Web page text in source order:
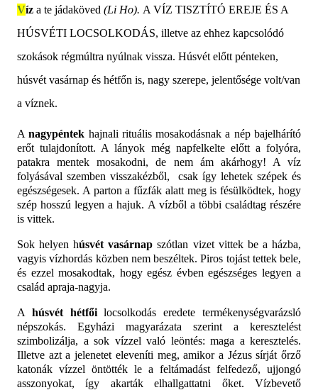
Víz a te jádaköved (Li Ho). A VÍZ TISZTÍTÓ EREJE ÉS A
HÚSVÉTI LOCSOLKODÁS, illetve az ehhez kapcsolódó
szokások régmúltra nyúlnak vissza. Húsvét előtt pénteken,
húsvét vasárnap és hétfőn is, nagy szerepe, jelentősége volt/van
a víznek.
Anagypéntek hajnali rituális mosakodásnak a nép bajelhárító
erőt tulajdonított. A lányok még napfelkelte előtt a folyóra,
patakra mentek mosakodni, de nem ám akárhogy! A víz
folyásával szemben visszakézből,
csak így lehetek szépek és
egészségesek. A parton a fűzfák alatt meg is fésülködtek, hogy
szép hosszú legyen a hajuk. A vízből a többi családtag részére
is vittek.
Sok helyen húsvét vasárnapszótlan vizet vittek be a házba,
vagyis vízhordás közben nem beszéltek. Piros tojást tettek bele,
és ezzel mosakodtak, hogy egész évben egészséges legyen a
család apraja-nagyja.
A húsvét hétfőilocsolkodás eredete termékenységvarázsló
népszokás. Egyházi magyarázata szerint a keresztelést
szimbolizálja, a sok vízzel való leöntés: maga a keresztelés.
Illetve azt a jelenetet eleveníti meg, amikor a Jézussírját őrző
katonák vízzel öntötték le a feltámadást felfedező, ujjongó
asszonyokat, így akarták elhallgattatni őket. Vízbevető